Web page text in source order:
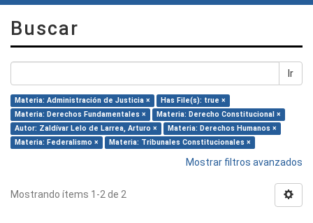
Buscar
Ir
Materia: Administración de Justicia ×
Has File(s): true ×
Materia: Derechos Fundamentales ×
Materia: Derecho Constitucional ×
Autor: Zaldívar Lelo de Larrea, Arturo ×
Materia: Derechos Humanos ×
Materia: Federalismo ×
Materia: Tribunales Constitucionales ×
Mostrar filtros avanzados
Mostrando ítems 1-2 de 2